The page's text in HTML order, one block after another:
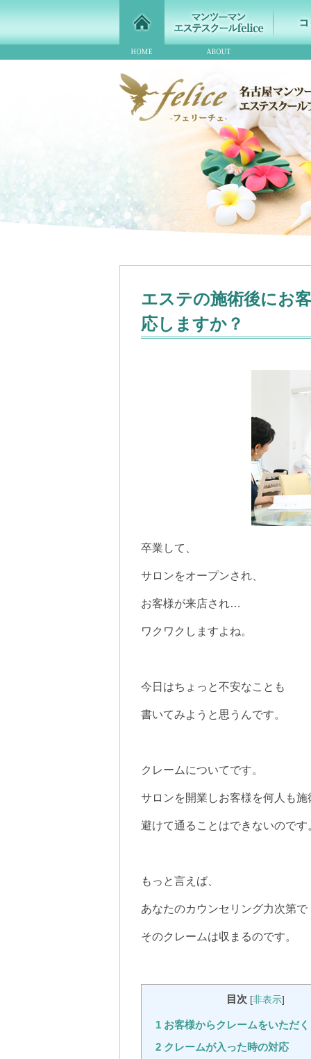
エステの施術後にお
応しますか？
卒業して、
サロンをオープンされ、
お客様が来店され…
ワクワクしますよね。
今日はちょっと不安なことも
書いてみようと思うんです。
クレームについてです。
サロンを開業しお客様を何人も施
避けて通ることはできないのです
もっと言えば、
あなたのカウンセリング力次第で
そのクレームは収まるのです。
目次 [非表示]
1 お客様からクレームをいただ
2 クレームが入った時の対応